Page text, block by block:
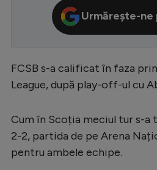
Premier League
Serie A
Bundesliga
Campionate
Starurile fotbalului
Urmărește-ne
FCSB s-a calificat în faza
League, după play-off-ul cu
Cum în Scoția meciul tur s-a
2-2, partida de pe Arena
pentru ambele echipe.